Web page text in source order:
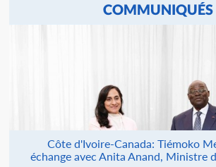
COMMUNIQUÉS
Côte d'Ivoire-Canada: Tiémoko
échange avec Anita Anand, Ministre